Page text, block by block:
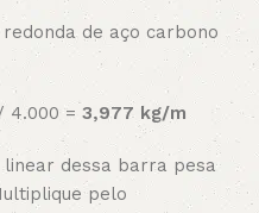
de aço carbono
4.000 = 3,977 kg/m
dessa barra pesa
pelo